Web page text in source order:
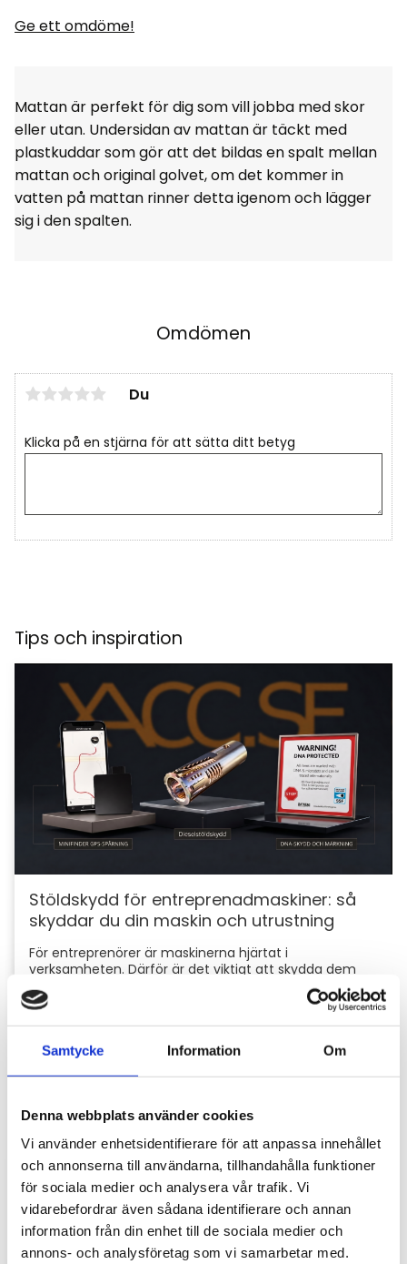
Samtycke Information Om
Denna webbplats använder cookies
Vi använder enhetsidentifierare för att anpassa innehållet
och annonserna till användarna, tillhandahålla funktioner
för sociala medier och analysera vår trafik. Vi
vidarebefordrar även sådana identifierare och annan
information från din enhet till de sociala medier och
annons- och analysföretag som vi samarbetar med.
Ge ett omdöme!
Mattan är perfekt för dig som vill jobba med skor
eller utan. Undersidan av mattan är täckt med
plastkuddar som gör att det bildas en spalt mellan
mattan och original golvet, om det kommer in
vatten på mattan rinner detta igenom och lägger
sig i den spalten.
Omdömen
Du
Klicka på en stjärna för att sätta ditt betyg
Tips och inspiration
Stöldskydd för entreprenadmaskiner: så
skyddar du din maskin och utrustning
För entreprenörer är maskinerna hjärtat i
verksamheten. Därför är det viktigt att skydda dem
mot stölder och skador som kan orsaka kostsamma
avbrott....
Hyttbord till traktorn, den lilla detaljen som
gör stor skillnad i vardagen